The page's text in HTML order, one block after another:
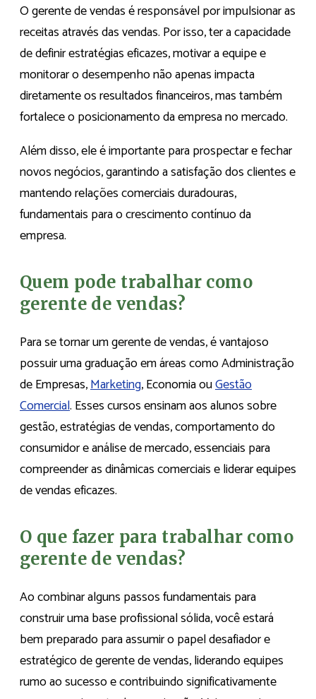
O gerente de vendas é responsável por impulsionar as
receitas através das vendas. Por isso, ter a capacidade
de definir estratégias eficazes, motivar a equipe e
monitorar o desempenho não apenas impacta
diretamente os resultados financeiros, mas também
fortalece o posicionamento da empresa no mercado.
Além disso, ele é importante para prospectar e fechar
novos negócios, garantindo a satisfação dos clientes e
mantendo relações comerciais duradouras,
fundamentais para o crescimento contínuo da
empresa.
Quem pode trabalhar como
gerente de vendas?
Para se tornar um gerente de vendas, é vantajoso
possuir uma graduação em áreas como Administração
de Empresas,Marketing, Economia ouGestão
Comercial. Esses cursos ensinam aos alunos sobre
gestão, estratégias de vendas, comportamento do
consumidor e análise de mercado, essenciais para
compreender as dinâmicas comerciais e liderar equipes
de vendas eficazes.
O que fazer para trabalhar como
gerente de vendas?
Ao combinar alguns passos fundamentais para
construir uma base profissional sólida, você estará
bem preparado para assumir o papel desafiador e
estratégico de gerente de vendas, liderando equipes
rumo ao sucesso e contribuindo significativamente